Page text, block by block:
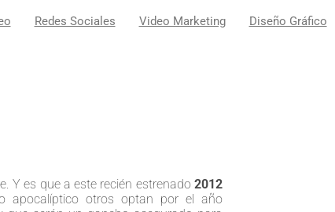
Redes Sociales Video Marketing Diseño Gráfico
Y es que a este recién estrenado2012
apocalíptico otros optan por el año